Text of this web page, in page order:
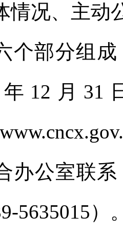
情况、主动
个部分组
年12月
办公室联
5635015）